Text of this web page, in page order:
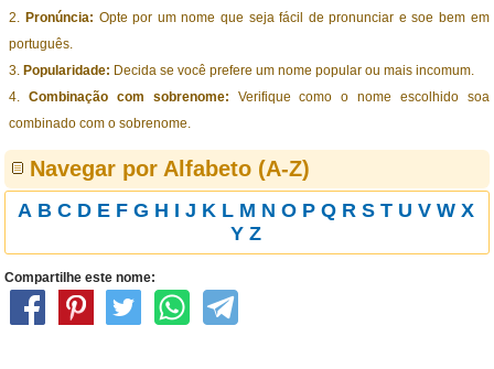
Pronúncia: Opte por um nome que seja fácil de pronunciar e soe bem em
português.
Popularidade: Decida se você prefere um nome popular ou mais incomum.
Combinação com sobrenome: Verifique como o nome escolhido soa
combinado com o sobrenome.
Navegar por Alfabeto (A-Z)
A B C D E F G H I J K L M N O P Q R S T U V W X
Y Z
Compartilhe este nome: